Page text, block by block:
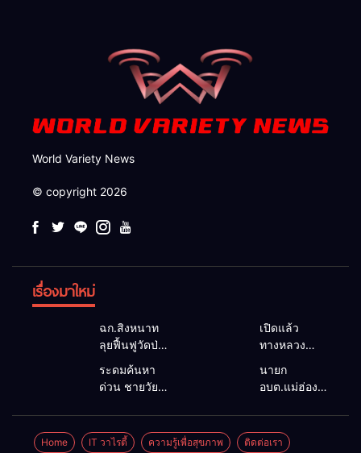
World Variety News
© copyright 2026
เรื่องมาใหม่
ฉก.สิงหนาท
ลุยฟื้นฟูวัดป่า
ถ้ำวัว ระดม
กำลังเคลียร์
ใต้สะพาน
ซ่อมคอ
สะพาน 1095
ช่วยชาวบ้าน
เปิดแล้ว
ทางหลวง
ตามปกติ หลัง
คอสะพานแม่
สุยะขาดจาก
น้ำป่า รองผู้
ว่าฯ
ระดมค้นหา
ด่วน ชายวัย
ปริศนาริมลำ
น้ำยวม
นายก
อบต.แม่ฮ่องสอน
แก้วิกฤตแม่น้ำ
สาละวินปน
Home IT วาไรตี้ ความรู้เพื่อสุขภาพ ติดต่อเรา